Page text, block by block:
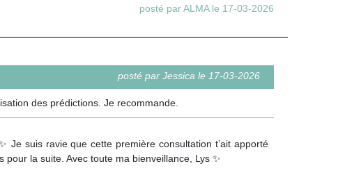
posté par ALMA le 17-03-2026
posté par Jessica le 17-03-2026
des prédictions. Je recommande.
Je suis ravie que cette première consultation t’ait apporté
la suite. Avec toute ma bienveillance, Lys ✨